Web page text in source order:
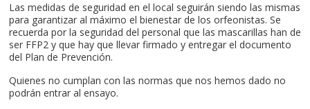
Las medidas de seguridad en el local seguirán siendo las mismas
para garantizar al máximo el bienestar de los orfeonistas. Se
recuerda por la seguridad del personal que las mascarillas han de
ser FFP2 y que hay que llevar firmado y entregar el documento
del Plan de Prevención.
Quienes no cumplan con las normas que nos hemos dado no
podrán entrar al ensayo.